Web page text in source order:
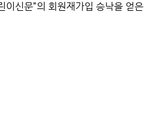
신문”의 회원재가입 승낙을 얻은